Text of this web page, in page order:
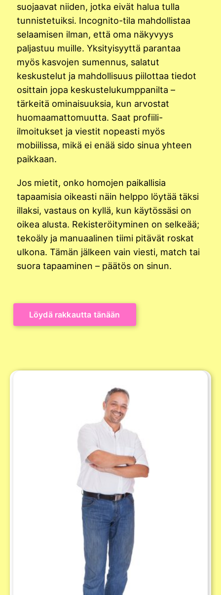
suojaavat niiden, jotka eivät halua tulla
tunnistetuiksi. Incognito-tila mahdollistaa
selaamisen ilman, että oma näkyvyys
paljastuu muille. Yksityisyyttä parantaa
myös kasvojen sumennus, salatut
keskustelut ja mahdollisuus piilottaa tiedot
osittain jopa keskustelukumppanilta –
tärkeitä ominaisuuksia, kun arvostat
huomaamattomuutta. Saat profiili-
ilmoitukset ja viestit nopeasti myös
mobiilissa, mikä ei enää sido sinua yhteen
paikkaan.
Jos mietit, onko homojen paikallisia
tapaamisia oikeasti näin helppo löytää täksi
illaksi, vastaus on kyllä, kun käytössäsi on
oikea alusta. Rekisteröityminen on selkeää;
tekoäly ja manuaalinen tiimi pitävät roskat
ulkona. Tämän jälkeen vain viesti, match tai
suora tapaaminen – päätös on sinun.
Löydä rakkautta tänään